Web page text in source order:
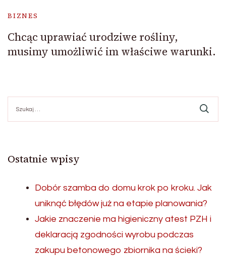
BIZNES
Chcąc uprawiać urodziwe rośliny,
musimy umożliwić im właściwe warunki.
Ostatnie wpisy
Dobór szamba do domu krok po kroku. Jak
uniknąć błędów już na etapie planowania?
Jakie znaczenie ma higieniczny atest PZH i
deklaracją zgodności wyrobu podczas
zakupu betonowego zbiornika na ścieki?